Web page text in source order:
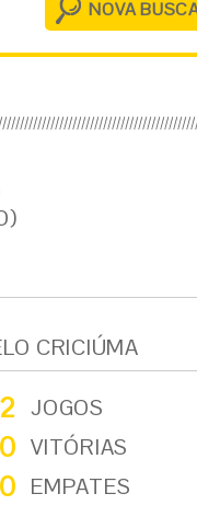
NOVA
CRICIÚMA
JOGOS
VITÓRIAS
EMPATES